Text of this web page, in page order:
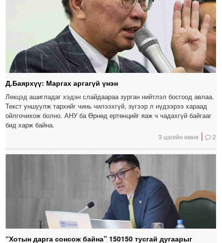
Д.Баярхүү: Маргах аргагүй үнэн
Лекцэд ашигладаг хэдэн слайдаараа зурган нийтлэл босгоод авлаа.
Текст уншуулж тархийг чинь чилээхгүй, зүгээр л нүдээрээ хараад
ойлгочихож болно. АНУ ба Өрнөд ертөнцийг яаж ч чадахгүй байгааг
бид харж байна.
3 цагийн өмнө 2
“Хотын дарга сонсож байна” 150150 тусгай дугаарыг